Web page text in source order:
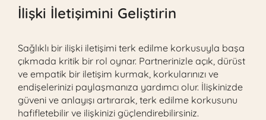
İlişki İletişimini Geliştirin
Sağlıklı bir ilişki iletişimi terk edilme korkusuyla başa
çıkmada kritik bir rol oynar. Partnerinizle açık, dürüst
ve empatik bir iletişim kurmak, korkularınızı ve
endişelerinizi paylaşmanıza yardımcı olur. İlişkinizde
güveni ve anlayışı artırarak, terk edilme korkusunu
hafifletebilir ve ilişkinizi güçlendirebilirsiniz.